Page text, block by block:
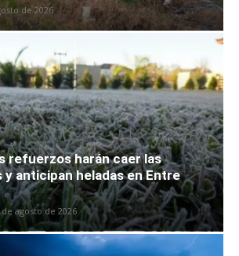
de 2026
refuerzos harán caer las
anticipan heladas en Entre
de agosto de 2026